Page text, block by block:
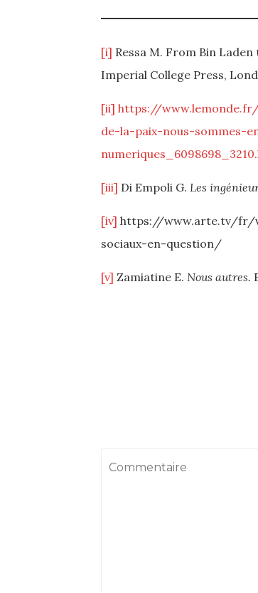
[i] Ressa M. From Bin
Imperial College Press,
[ii] https://
de-la-paix-nous-sommes-
[iii] Di Empoli G. Les
[iv] https://www.arte.tv/fr/
sociaux-en-question/
[v] Zamiatine E. Nous autres.